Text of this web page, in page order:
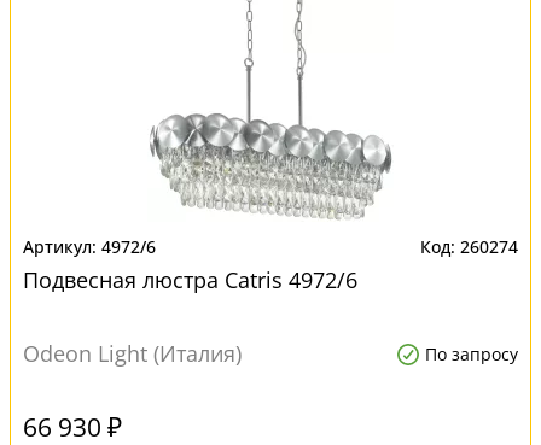
4972/6 260274
Подвесная люстра Catris 4972/6
Odeon Light (Италия) По запросу
66 930 ₽